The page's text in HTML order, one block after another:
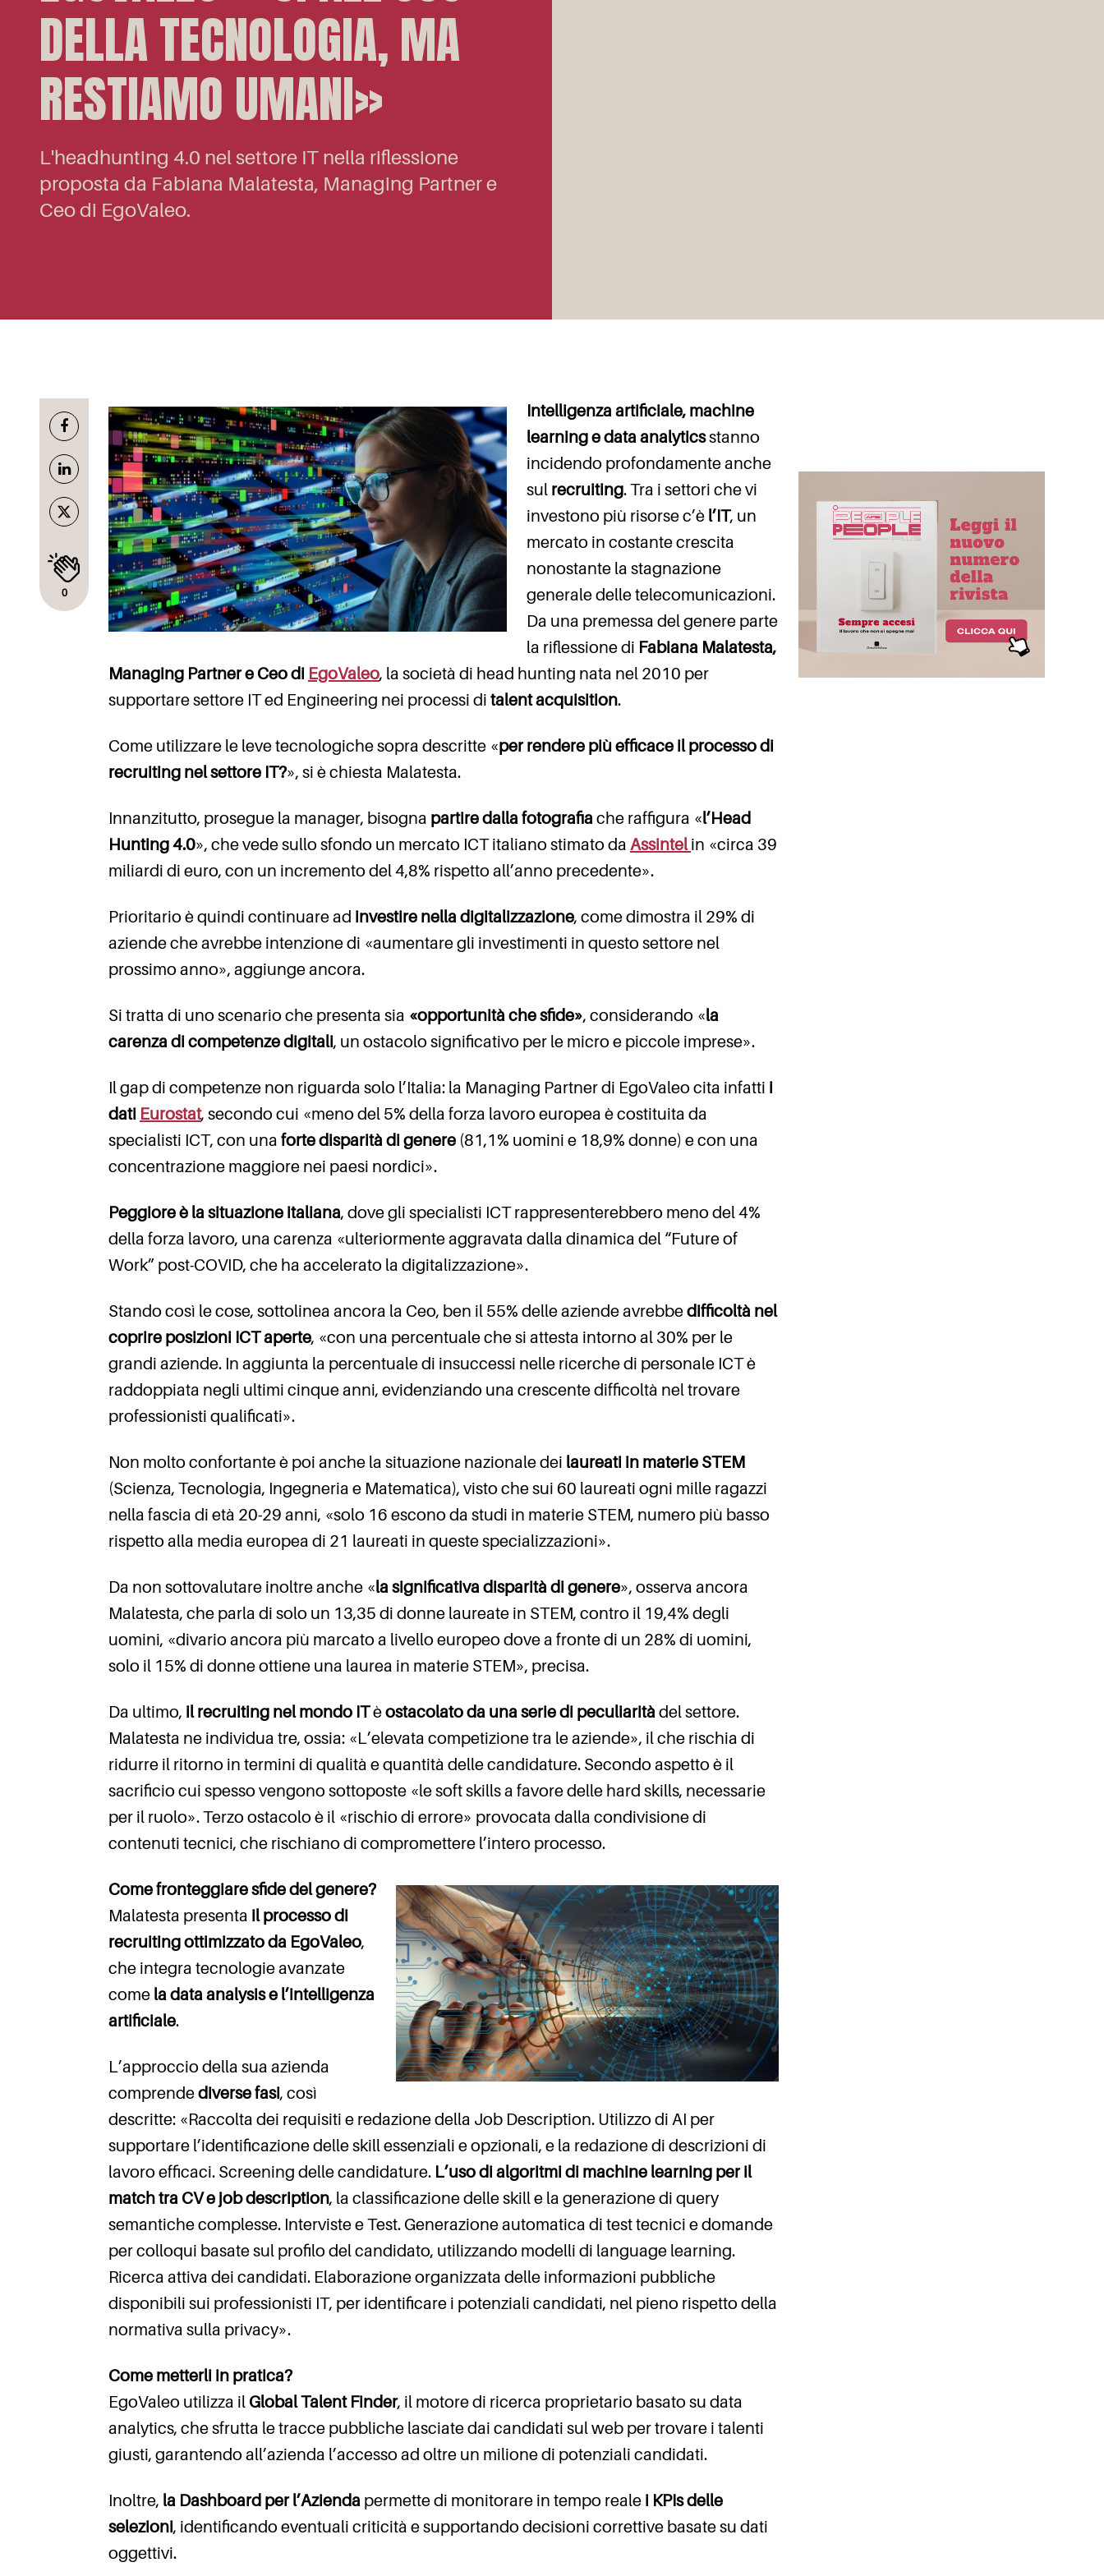
DELLA TECNOLOGIA, MA
RESTIAMO UMANI»
L'headhunting 4.0 nel settore IT nella riflessione
proposta da Fabiana Malatesta, Managing Partner e
Ceo di EgoValeo.
0
Intelligenza artificiale, machine
learning e data analyticsstanno
incidendo profondamente anche
sul recruiting. Tra i settori che vi
investono più risorse c’è l’IT, un
mercato in costante crescita
nonostante la stagnazione
generale delle telecomunicazioni.
Da una premessa del genere parte
la riflessione di Fabiana Malatesta,
Managing Partner e Ceo di EgoValeo, la società di head hunting nata nel 2010 per
supportare settore IT ed Engineering nei processi di talent acquisition.
Come utilizzare le leve tecnologiche sopra descritte «per rendere più efficace il processo di
recruiting nel settore IT?», si è chiesta Malatesta.
Innanzitutto, prosegue la manager, bisogna partire dalla fotografiache raffigura «l’Head
Hunting 4.0», che vede sullo sfondo un mercato ICT italiano stimato da Assintelin «circa 39
miliardi di euro, con un incremento del 4,8% rispetto all’anno precedente».
Prioritario è quindi continuare ad investire nella digitalizzazione, come dimostra il 29% di
aziende che avrebbe intenzione di «aumentare gli investimenti in questo settore nel
prossimo anno», aggiunge ancora.
Si tratta di uno scenario che presenta sia «opportunità che sfide», considerando «la
carenza di competenze digitali, un ostacolo significativo per le micro e piccole imprese».
Il gap di competenze non riguarda solo l’Italia: la Managing Partner di EgoValeo cita infatti i
dati Eurostat, secondo cui «meno del 5% della forza lavoro europea è costituita da
specialisti ICT, con una forte disparità di genere (81,1% uomini e 18,9% donne) e con una
concentrazione maggiore nei paesi nordici».
Peggiore è la situazione italiana, dove gli specialisti ICT rappresenterebbero meno del 4%
della forza lavoro, una carenza «ulteriormente aggravata dalla dinamica del “Future of
Work” post-COVID, che ha accelerato la digitalizzazione».
Stando così le cose, sottolinea ancora la Ceo, ben il 55% delle aziende avrebbedifficoltà nel
coprire posizioni ICT aperte, «con una percentuale che si attesta intorno al 30% per le
grandi aziende. In aggiunta la percentuale di insuccessi nelle ricerche di personale ICT è
raddoppiata negli ultimi cinque anni, evidenziando una crescente difficoltà nel trovare
professionisti qualificati».
Non molto confortante è poi anche la situazione nazionale dei laureati in materie STEM
(Scienza, Tecnologia, Ingegneria e Matematica), visto che sui 60 laureati ogni mille ragazzi
nella fascia di età 20-29 anni, «solo 16 escono da studi in materie STEM, numero più basso
rispetto alla media europea di 21 laureati in queste specializzazioni».
Da non sottovalutare inoltre anche «la significativa disparità di genere», osserva ancora
Malatesta, che parla di solo un 13,35 di donne laureate in STEM, contro il 19,4% degli
uomini, «divario ancora più marcato a livello europeo dove a fronte di un 28% di uomini,
solo il 15% di donne ottiene una laurea in materie STEM», precisa.
Da ultimo, il recruiting nel mondo ITèostacolato da una serie di peculiaritàdel settore.
Malatesta ne individua tre, ossia: «L’elevata competizione tra le aziende», il che rischia di
ridurre il ritorno in termini di qualità e quantità delle candidature. Secondo aspetto è il
sacrificio cui spesso vengono sottoposte «le soft skills a favore delle hard skills, necessarie
per il ruolo». Terzo ostacolo è il «rischio di errore» provocata dalla condivisione di
contenuti tecnici, che rischiano di compromettere l’intero processo.
Come fronteggiare sfide del genere?
Malatesta presenta il processo di
recruiting ottimizzato da EgoValeo,
che integra tecnologie avanzate
come la data analysis e l’intelligenza
artificiale.
L’approccio della sua azienda
comprendediverse fasi, così
descritte: «Raccolta dei requisiti e redazione della Job Description. Utilizzo di AI per
supportare l’identificazione delle skill essenziali e opzionali, e la redazione di descrizioni di
lavoro efficaci. Screening delle candidature. L’uso di algoritmi di machine learning per il
match tra CV e job description, la classificazione delle skill e la generazione di query
semantiche complesse. Interviste e Test. Generazione automatica di test tecnici e domande
per colloqui basate sul profilo del candidato, utilizzando modelli di language learning.
Ricerca attiva dei candidati. Elaborazione organizzata delle informazioni pubbliche
disponibili sui professionisti IT, per identificare i potenziali candidati, nel pieno rispetto della
normativa sulla privacy».
Come metterli in pratica?
EgoValeo utilizza il Global Talent Finder, il motore di ricerca proprietario basato su data
analytics, che sfrutta le tracce pubbliche lasciate dai candidati sul web per trovare i talenti
giusti, garantendo all’azienda l’accesso ad oltre un milione di potenziali candidati.
Inoltre, la Dashboard per l’Azienda permette di monitorare in tempo reale i KPIs delle
selezioni, identificando eventuali criticità e supportando decisioni correttive basate su dati
oggettivi.